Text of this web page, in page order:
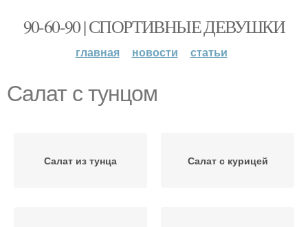
90-60-90 | СПОРТИВНЫЕ ДЕВУШКИ
главная новости статьи
Салат с тунцом
Салат из тунца Салат с курицей